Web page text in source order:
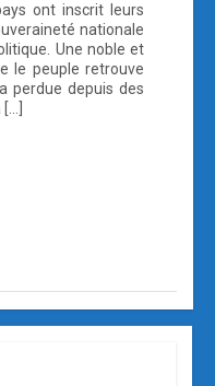
ont inscrit leurs
nationale
Une noble et
le peuple retrouve
perdue depuis des